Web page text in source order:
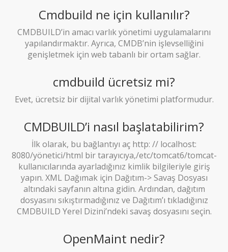
Cmdbuild ne için kullanılır?
CMDBUILD’in amacı varlık yönetimi uygulamalarını
yapılandırmaktır. Ayrıca, CMDB’nin işlevselliğini
genişletmek için web tabanlı bir ortam sağlar.
cmdbuild ücretsiz mi?
Evet, ücretsiz bir dijital varlık yönetimi platformudur.
CMDBUILD’i nasıl başlatabilirim?
İlk olarak, bu bağlantıyı aç http: // localhost:
8080/yönetici/html bir tarayıcıya,/etc/tomcat6/tomcat-
kullanıcılarında ayarladığınız kimlik bilgileriyle giriş
yapın. XML Dağımak için Dağıtım-> Savaş Dosyası
altındaki sayfanın altına gidin. Ardından, dağıtım
dosyasını sıkıştırmadığınız ve Dağıtım’ı tıkladığınız
CMDBUILD Yerel Dizini’ndeki savaş dosyasını seçin.
OpenMaint nedir?